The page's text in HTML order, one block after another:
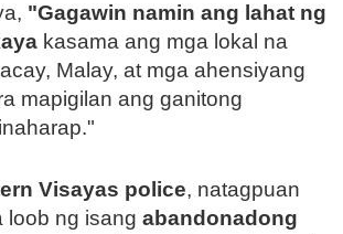
"Gagawin namin ang lahat ng
kasama ang mga lokal na
Malay, at mga ahensiyang
mapigilan ang ganitong
Visayas police, natagpuan
loob ng isang abandonadong